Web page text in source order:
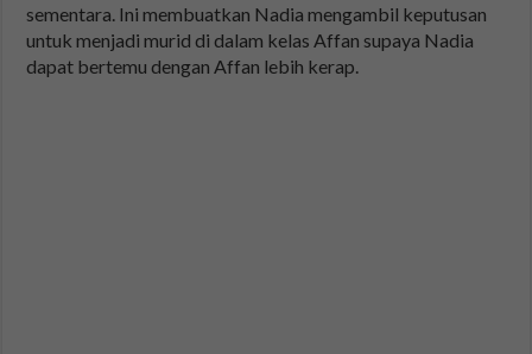
sementara. Ini membuatkan Nadia mengambil keputusan
untuk menjadi murid di dalam kelas Affan supaya Nadia
dapat bertemu dengan Affan lebih kerap.